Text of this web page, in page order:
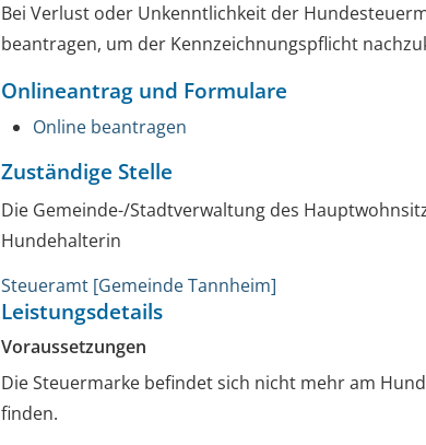
Bei Verlust oder Unkenntlichkeit der
beantragen, um der Kennzeichnungspflicht
Onlineantrag und Formulare
Online beantragen
Zuständige Stelle
Die Gemeinde-/Stadtverwaltung des
Hundehalterin
Steueramt [Gemeinde Tannheim]
Leistungsdetails
Voraussetzungen
Die Steuermarke befindet sich nicht mehr am
finden.